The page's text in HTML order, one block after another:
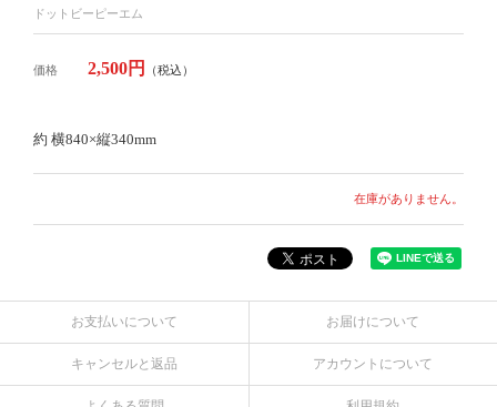
ドットビーピーエム
価格 2,500円 （税込）
約 横840×縦340mm
在庫がありません。
お支払いについて お届けについて
キャンセルと返品 アカウントについて